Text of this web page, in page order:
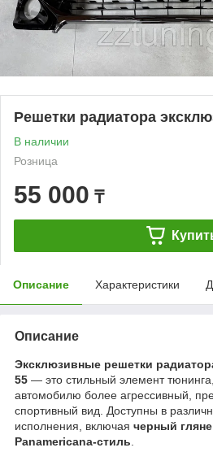
Решетки радиатора
В наличии
Розница
55 000 ₸
Описание Характеристики
Описание
Эксклюзивные решетки
55 — это стильный элемент
автомобилю более агрессивный,
спортивный вид. Доступны в
исполнения, включая черный
Panamericana-стиль